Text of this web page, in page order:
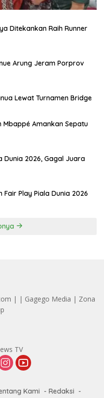
Ditekankan Raih Runner
Arung Jeram Porprov
Lewat Turnamen Bridge
Mbappé Amankan Sepatu
Dunia 2026, Gagal Juara
Play Piala Dunia 2026
| | Gagego Media | Zona
Kami
Redaksi